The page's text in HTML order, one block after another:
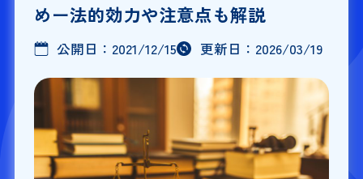
めー法的効力や注意点も解説
公開日： 2021/12/15 更新日： 2026/03/19